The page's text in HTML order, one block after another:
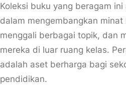
Koleksi buku yang beragam
dalam mengembangkan minat
menggali berbagai topik, dan
mereka di luar ruang kelas.
adalah aset berharga bagi
pendidikan.